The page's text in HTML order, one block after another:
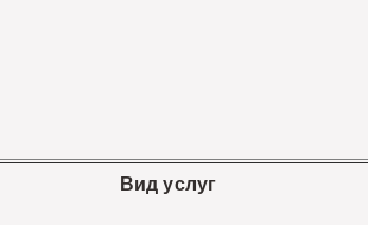
Вид услуг